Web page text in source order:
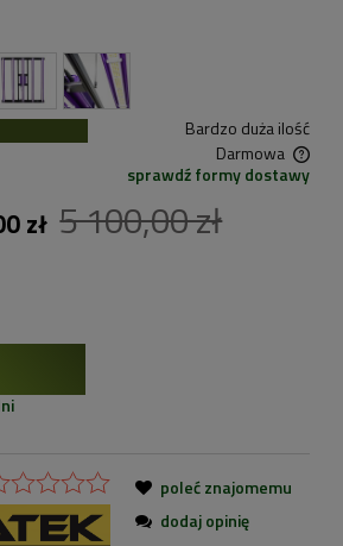
Bardzo duża ilość
Darmowa
kosztów płatności
sprawdź formy dostawy
zł 5 100,00 zł
poleć znajomemu
dodaj opinię